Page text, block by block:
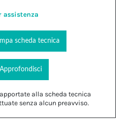
assistenza
scheda tecnica
Approfondisci
alla scheda tecnica
senza alcun preavviso.